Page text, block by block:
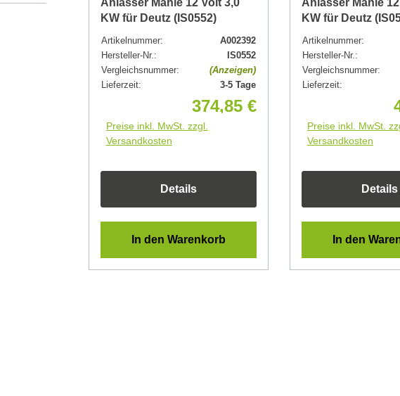
Anlasser Mahle 12 Volt 3,0
KW für Deutz (IS0552)
Artikelnummer:
A002392
Hersteller-Nr.:
IS0552
Vergleichsnummer:
(Anzeigen)
Lieferzeit:
3-5 Tage
374,85 €
Preise inkl. MwSt. zzgl.
Versandkosten
Details
In den Warenkorb
Anlasser Mahle
KW für Deutz
Artikelnummer:
Hersteller-Nr.:
Vergleichsnummer:
Lieferzeit:
Preise inkl. MwSt.
Versandkosten
Details
In den